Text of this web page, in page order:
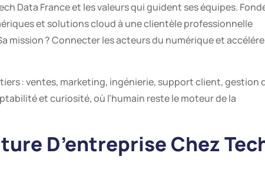
Data France et les valeurs qui guident ses équipes.
et solutions cloud à une clientèle professionnelle
mission ? Connecter les acteurs du numérique et
: ventes, marketing, ingénierie, support client, gestion
et curiosité, où l’humain reste le moteur de la
D’entreprise Chez